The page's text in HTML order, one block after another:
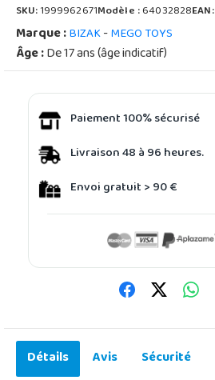
SKU:1999962671Modèle :64032828EAN:
Marque :BIZAK-MEGO TOYS
Âge :De 17 ans (âge indicatif)
Paiement 100% sécurisé
Livraison 48 à 96 heures.
Envoi gratuit > 90 €
Détails Avis
Sécurité